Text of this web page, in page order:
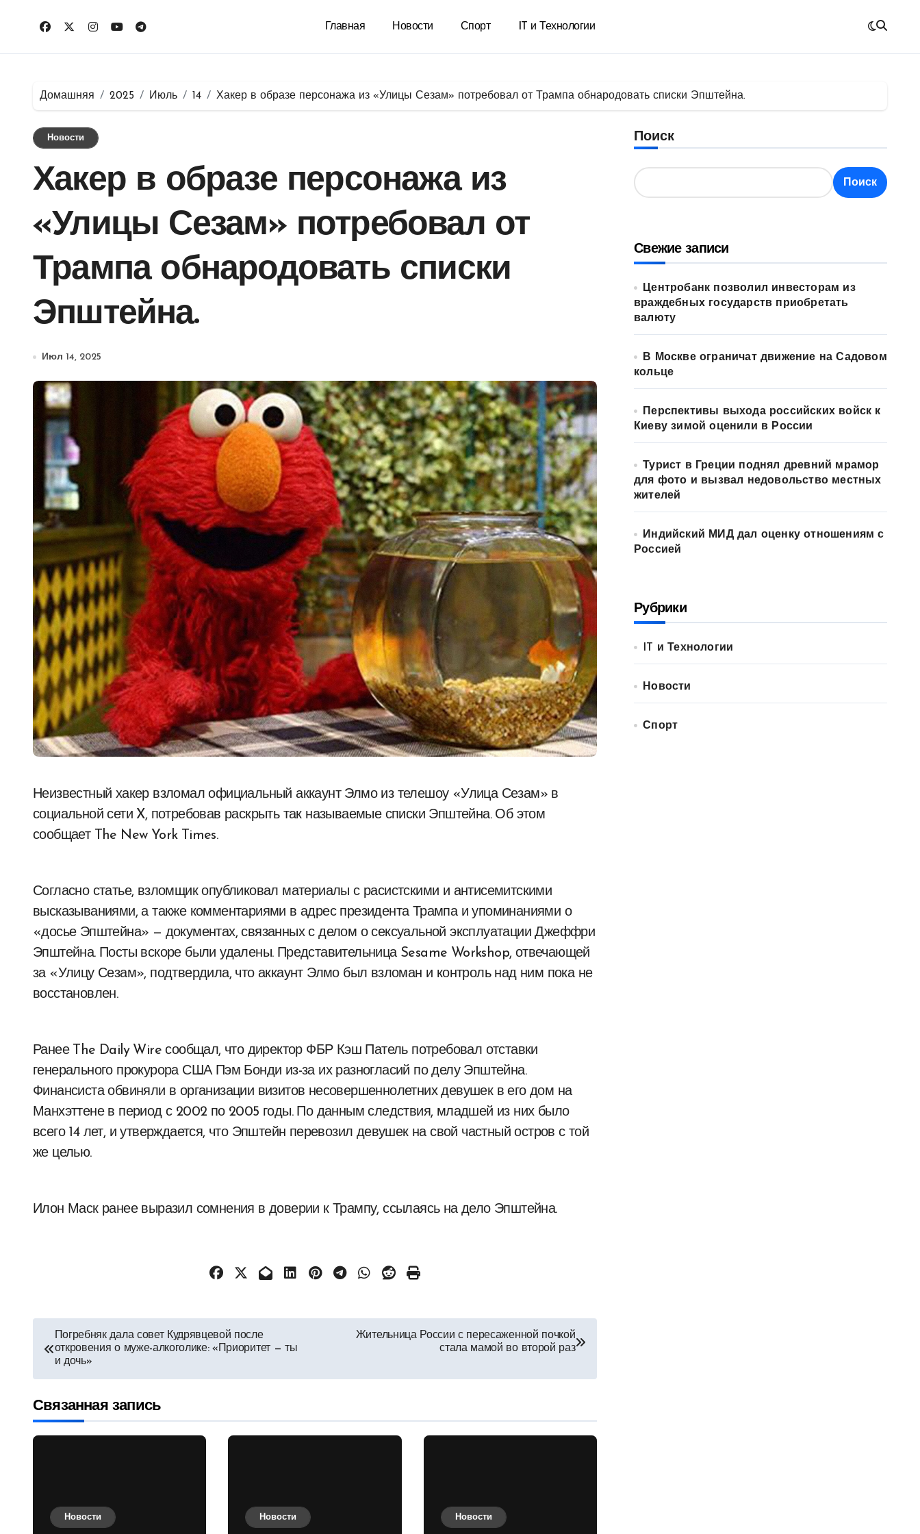
Главная Новости Спорт IT и Технологии
Домашняя 2025 Июль 14 Хакер в образе персонажа из «Улицы Сезам» потребовал от Трампа обнародовать списки Эпштейна.
Новости
Хакер в образе персонажа из
«Улицы Сезам» потребовал от
Трампа обнародовать списки
Эпштейна.
Июл 14, 2025
Неизвестный хакер взломал официальный аккаунт Элмо из телешоу «Улица Сезам» в
социальной сети X, потребовав раскрыть так называемые списки Эпштейна. Об этом
сообщает The New York Times.
Согласно статье, взломщик опубликовал материалы с расистскими и антисемитскими
высказываниями, а также комментариями в адрес президента Трампа и упоминаниями о
«досье Эпштейна» — документах, связанных с делом о сексуальной эксплуатации Джеффри
Эпштейна. Посты вскоре были удалены. Представительница Sesame Workshop, отвечающей
за «Улицу Сезам», подтвердила, что аккаунт Элмо был взломан и контроль над ним пока не
восстановлен.
Ранее The Daily Wire сообщал, что директор ФБР Кэш Патель потребовал отставки
генерального прокурора США Пэм Бонди из-за их разногласий по делу Эпштейна.
Финансиста обвиняли в организации визитов несовершеннолетних девушек в его дом на
Манхэттене в период с 2002 по 2005 годы. По данным следствия, младшей из них было
всего 14 лет, и утверждается, что Эпштейн перевозил девушек на свой частный остров с той
же целью.
Илон Маск ранее выразил сомнения в доверии к Трампу, ссылаясь на дело Эпштейна.
Навигация
по
Погребняк дала совет Кудрявцевой после
откровения о муже-алкоголике: «Приоритет — ты
и дочь»
Жительница России с пересаженной почкой
стала мамой во второй раз
Связанная запись
Новости Новости Новости
Поиск
Поиск
Свежие записи
Центробанк позволил инвесторам из
враждебных государств приобретать
валюту
В Москве ограничат движение на Садовом
кольце
Перспективы выхода российских войск к
Киеву зимой оценили в России
Турист в Греции поднял древний мрамор
для фото и вызвал недовольство местных
жителей
Индийский МИД дал оценку отношениям с
Россией
Рубрики
IT и Технологии
Новости
Спорт